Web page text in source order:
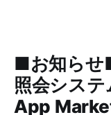
■お知らせ
照会シス
App